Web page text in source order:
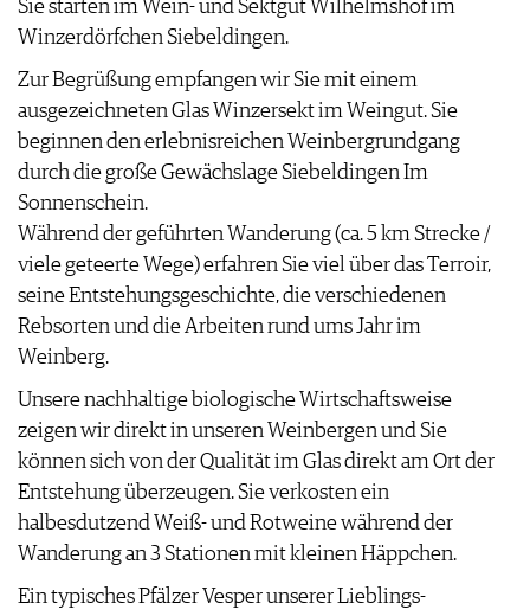
ABO
ARCHIV
VORTEILSWELT
WEINSZENE
PORTRAITS
VINOPHILES
ARCHIV
ANMELDEN
AWARDS
GEWINNSPIELE
VORTEILSWELT
TRINKREIFETABELLE
NEWSLETTER
WERBUNG
PRESSE
IMPRESSUM
AGB & DATENSCHUTZ
FAQ
Sie starten im Wein- und Sektgut Wilhelmshof im
Winzerdörfchen Siebeldingen.
Zur Begrüßung empfangen wir Sie mit einem
ausgezeichneten Glas Winzersekt im Weingut. Sie
beginnen den erlebnisreichen Weinbergrundgang
durch die große Gewächslage Siebeldingen Im
Sonnenschein.
Während der geführten Wanderung (ca. 5 km Strecke /
viele geteerte Wege) erfahren Sie viel über das Terroir,
seine Entstehungsgeschichte, die verschiedenen
Rebsorten und die Arbeiten rund ums Jahr im
Weinberg.
Unsere nachhaltige biologische Wirtschaftsweise
zeigen wir direkt in unseren Weinbergen und Sie
können sich von der Qualität im Glas direkt am Ort der
Entstehung überzeugen. Sie verkosten ein
halbesdutzend Weiß- und Rotweine während der
Wanderung an 3 Stationen mit kleinen Häppchen.
Ein typisches Pfälzer Vesper unserer Lieblings-